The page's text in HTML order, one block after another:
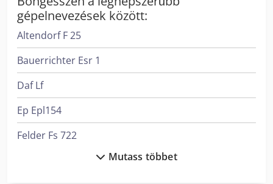
gépelnevezések között:
Altendorf F 25
Bauerrichter Esr 1
Daf Lf
Ep Epl154
Felder Fs 722
Mutass többet